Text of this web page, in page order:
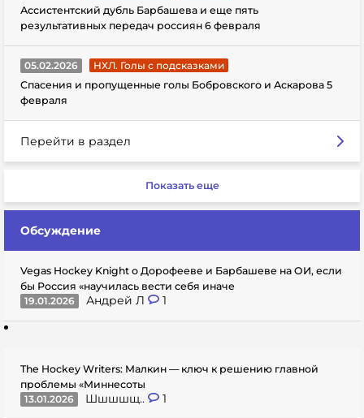
Ассистентский дубль Барбашева и еще пять
результативных передач россиян 6 февраля
05.02.2026
НХЛ. Голы с подсказками
Спасения и пропущенные голы Бобровского и Аскарова 5
февраля
Перейти в раздел
Показать еще
Обсуждение
Vegas Hockey Knight о Дорофееве и Барбашеве на ОИ, если
бы Россия «научилась вести себя иначе
19.01.2026
Андрей Л 1
The Hockey Writers: Малкин — ключ к решению главной
проблемы «Миннесоты
13.01.2026
Шшшшщ.. 1